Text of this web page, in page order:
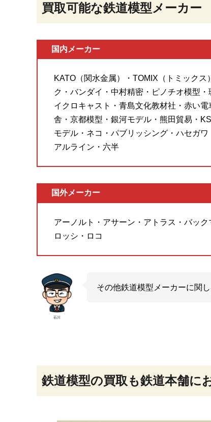
買取可能な鉄道模型メーカー
国内メーカー
KATO（関水金属）・TOMIX（トミック
ク・バンダイ・中村精密・ピノチオ模型
イクロキャスト・青島文化教材社・赤い
舎・京都模型・銀河モデル・熊田貿易・
モデル・ネコ・パブリッシング・ハセガ
アルライン・六半
国外メーカー
アーノルト・アサーン・アトラス・バッ
ロッシ・ロコ
石川
その他鉄道模型メーカーに関
鉄道模型の買取も鉄道本舗に